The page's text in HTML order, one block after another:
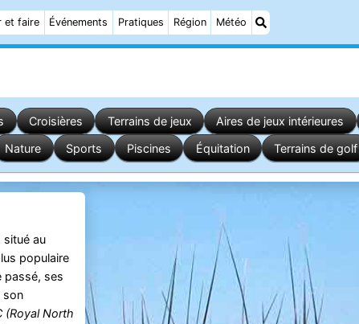
et faire Événements Pratiques Région Météo
Croisières Terrains de jeux Aires de jeux intérieures
Nature Sports Piscines Équitation Terrains de golf
situé au
populaire
passé, ses
son
(Royal North